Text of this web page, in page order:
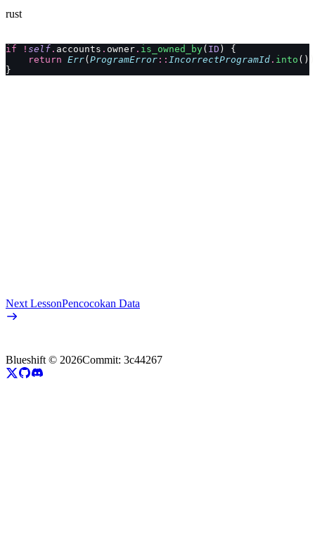
rust
if ! self . accounts . owner . is_owned_by( ID ) {
    return
Err( ProgramError :: IncorrectProgramId . into
}
Next LessonPencocokan Data
Blueshift © 2026Commit: 3c44267